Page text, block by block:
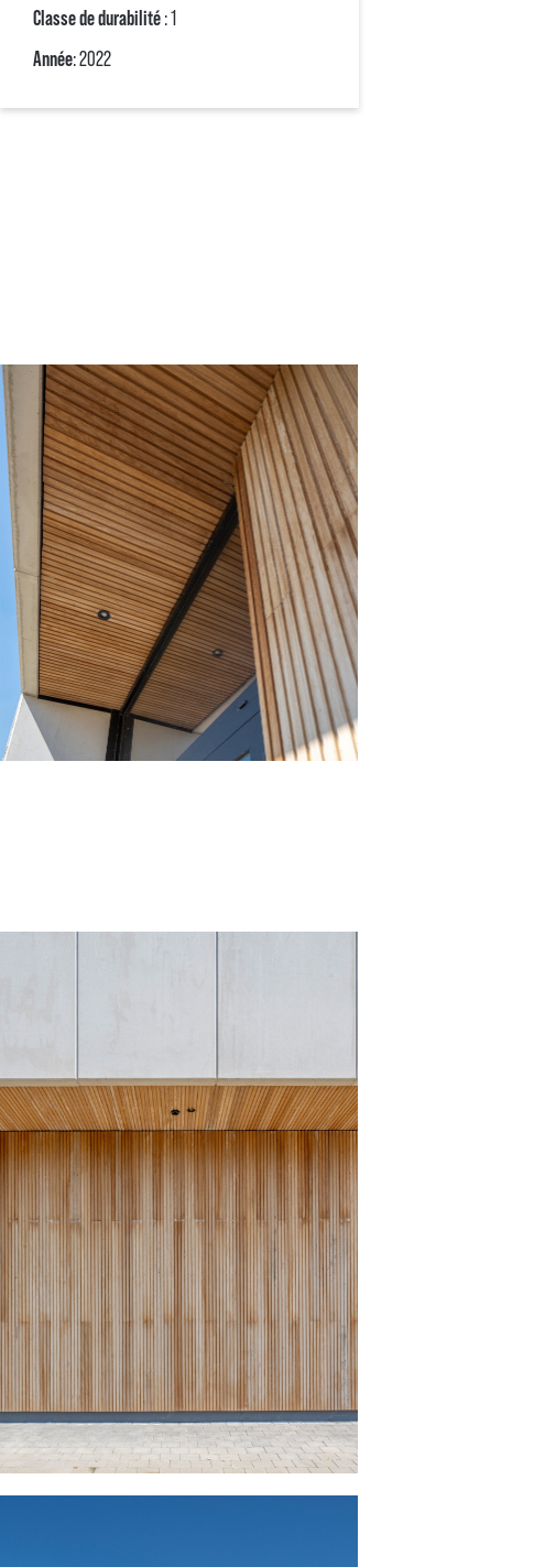
Classe de durabilité: 1
Année: 2022